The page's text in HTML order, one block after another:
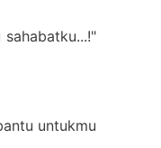
untukmu